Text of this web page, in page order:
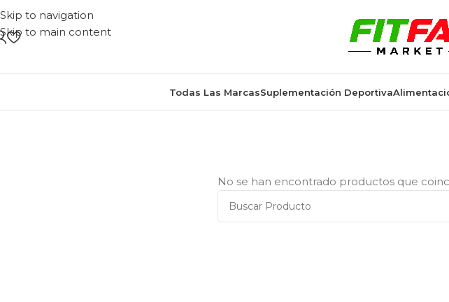
Skip to navigation
Skip to main content
Todas Las MarcasSuplementación Deportiva
No se han encontrado productos que